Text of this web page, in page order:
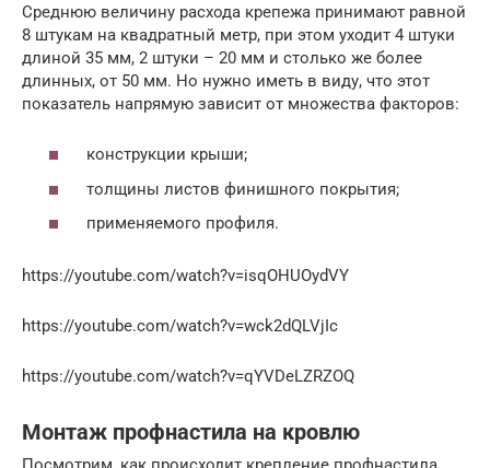
Среднюю величину расхода крепежа принимают равной
8 штукам на квадратный метр, при этом уходит 4 штуки
длиной 35 мм, 2 штуки – 20 мм и столько же более
длинных, от 50 мм. Но нужно иметь в виду, что этот
показатель напрямую зависит от множества факторов:
конструкции крыши;
толщины листов финишного покрытия;
применяемого профиля.
https://youtube.com/watch?v=isqOHUOydVY
https://youtube.com/watch?v=wck2dQLVjIc
https://youtube.com/watch?v=qYVDeLZRZOQ
Монтаж профнастила на кровлю